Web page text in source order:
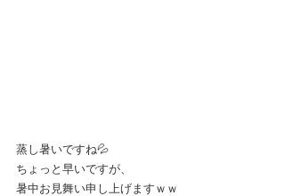
蒸し暑いですね💦
ちょっと早いですが、
暑中お見舞い申し上げますｗｗ